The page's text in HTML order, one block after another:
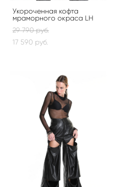
Укороченная кофта
мраморного окраса LH
29 790 pуб.
17 590 pуб.